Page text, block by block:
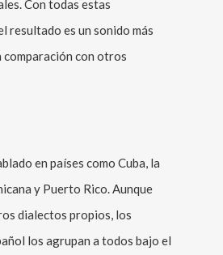
Con todas estas
resultado es un sonido más
comparación con otros
en países como Cuba, la
y Puerto Rico. Aunque
dialectos propios, los
los agrupan a todos bajo el